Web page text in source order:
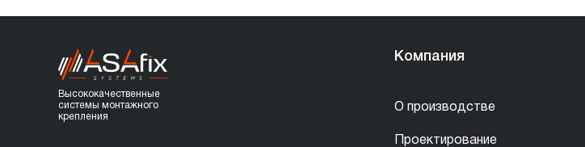
Высококачественные
системы монтажного
крепления
Компания
О производстве
Проектирование